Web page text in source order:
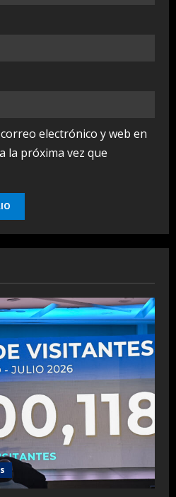
electrónico y web en
la próxima vez que